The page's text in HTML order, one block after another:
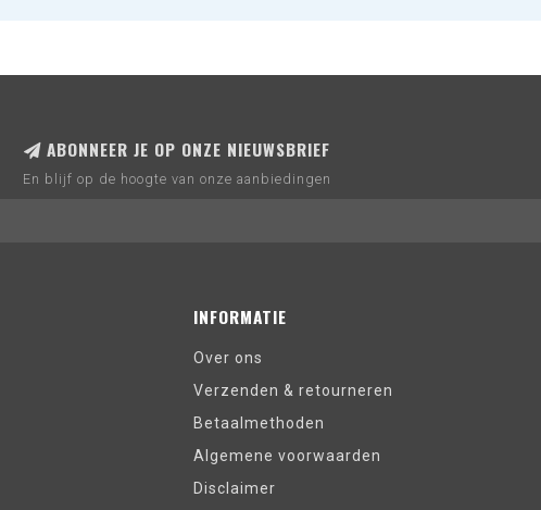
ABONNEER JE OP ONZE NIEUWSBRIEF
En blijf op de hoogte van onze aanbiedingen
INFORMATIE
Over ons
Verzenden & retourneren
Betaalmethoden
Algemene voorwaarden
Disclaimer